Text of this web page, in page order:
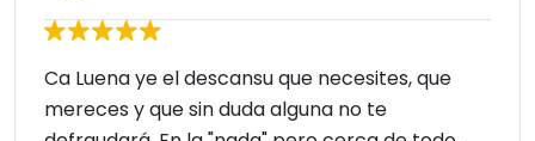
Ca Luena ye el descansu que necesites, que
mereces y que sin duda alguna no te